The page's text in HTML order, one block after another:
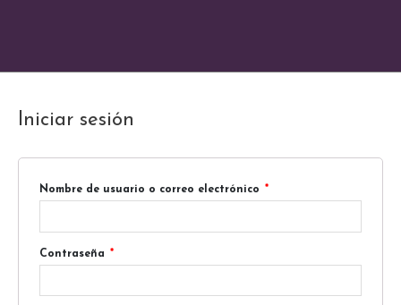
Iniciar sesión
Nombre de usuario o correo electrónico *
Contraseña *